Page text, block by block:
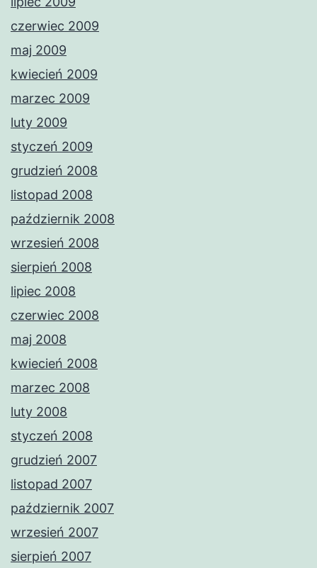
czerwiec 2009
maj 2009
kwiecień 2009
marzec 2009
luty 2009
styczeń 2009
grudzień 2008
listopad 2008
październik 2008
wrzesień 2008
sierpień 2008
lipiec 2008
czerwiec 2008
maj 2008
kwiecień 2008
marzec 2008
luty 2008
styczeń 2008
grudzień 2007
listopad 2007
październik 2007
wrzesień 2007
sierpień 2007